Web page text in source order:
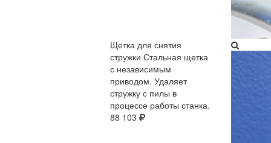
Щетка для снятия
стружки​ Стальная щетка
с независимым
приводом. Удаляет
стружку с пилы в
процессе работы станка.
88 103